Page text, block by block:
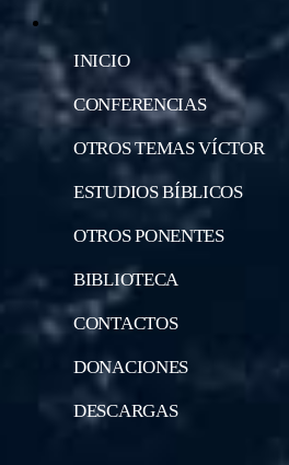
INICIO
CONFERENCIAS
OTROS TEMAS VÍCTOR
ESTUDIOS BÍBLICOS
OTROS PONENTES
BIBLIOTECA
CONTACTOS
DONACIONES
DESCARGAS